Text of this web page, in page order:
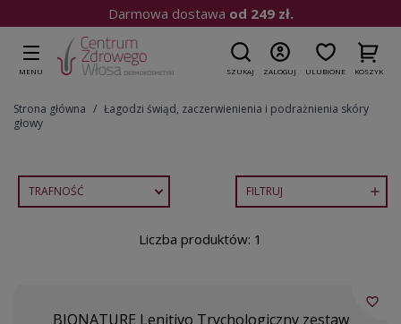
Darmowa dostawa od 249 zł.
MENU SZUKAJ ZALOGUJ ULUBIONE KOSZYK
Strona główna
Łagodzi świąd, zaczerwienienia i podrażnienia skóry
głowy
TRAFNOŚĆ FILTRUJ 
Liczba produktów: 1
BIONATURE Lenitivo Trychologiczny zestaw
favorite_border